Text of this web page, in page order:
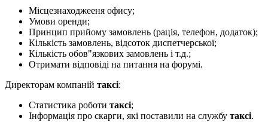
Місцезнаходжееня офису;
Умови оренди;
Принцип прийому замовлень (рація, телефон, додаток);
Кількість замовлень, відсоток диспетчерської;
Кількість обов"язкових замовлень і т.д.;
Отримати відповіді на питання на форумі.
Директорам компаній таксі:
Статистика роботи таксі;
Інформація про скарги, які поставили на службу таксі.